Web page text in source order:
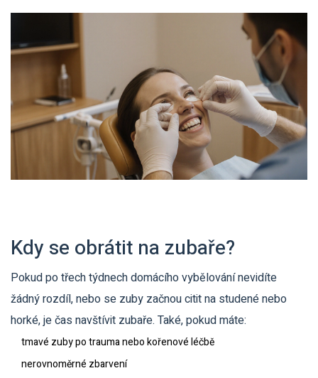
Kdy se obrátit na zubaře?
Pokud po třech týdnech domácího vybělování nevidíte
žádný rozdíl, nebo se zuby začnou citit na studené nebo
horké, je čas navštívit zubaře. Také, pokud máte:
tmavé zuby po trauma nebo kořenové léčbě
nerovnoměrné zbarvení